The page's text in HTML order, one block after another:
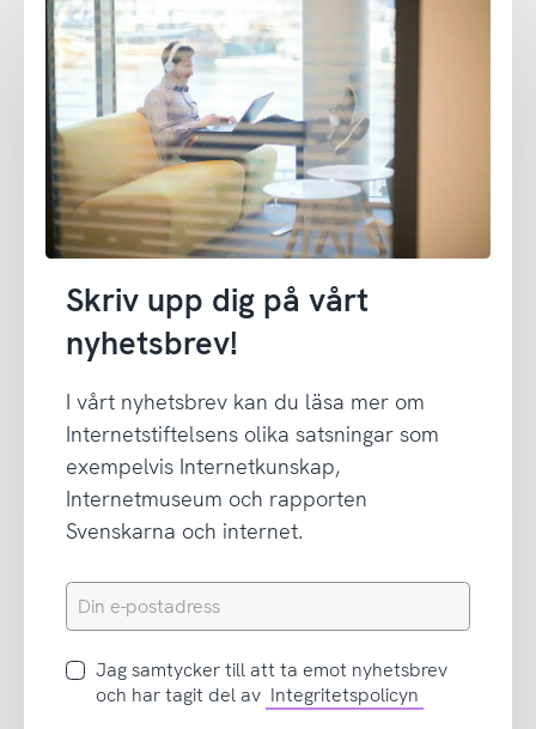
Skriv upp dig på vårt
nyhetsbrev!
I vårt nyhetsbrev kan du läsa mer om
Internetstiftelsens olika satsningar som
exempelvis Internetkunskap,
Internetmuseum och rapporten
Svenskarna och internet.
Din
e-
Jag
samtycker
Jag samtycker till att ta emot nyhetsbrev
och har tagit del av Integritetspolicyn